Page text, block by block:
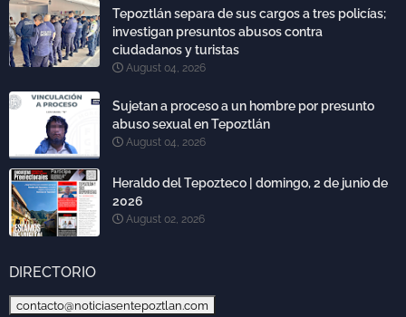
Tepoztlán separa de sus cargos a tres policías;
investigan presuntos abusos contra
ciudadanos y turistas
August 04, 2026
Sujetan a proceso a un hombre por presunto
abuso sexual en Tepoztlán
August 04, 2026
Heraldo del Tepozteco | domingo, 2 de junio de
2026
August 02, 2026
DIRECTORIO
contacto@noticiasentepoztlan.com